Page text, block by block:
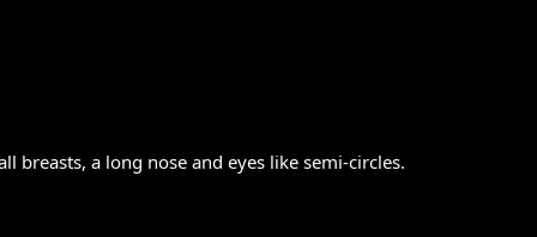
breasts, a long nose and eyes like semi-circles.